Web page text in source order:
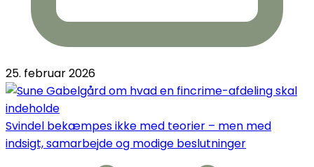
25. februar 2026
Svindel bekæmpes ikke med teorier – men med
indsigt, samarbejde og modige beslutninger